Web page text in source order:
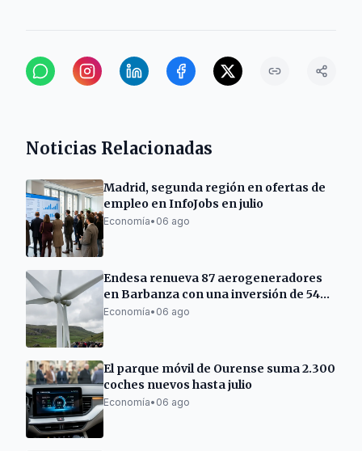
Noticias Relacionadas
Madrid, segunda región en ofertas de
empleo en InfoJobs en julio
Economía• 06 ago
Endesa renueva 87 aerogeneradores
en Barbanza con una inversión de 54
millones
Economía• 06 ago
El parque móvil de Ourense suma 2.300
coches nuevos hasta julio
Economía• 06 ago